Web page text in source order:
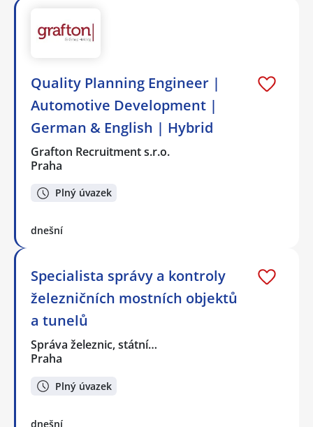
Quality Planning Engineer |
Automotive Development |
German & English | Hybrid
Grafton Recruitment s.r.o.
Praha
Plný úvazek
dnešní
Specialista správy a kontroly
železničních mostních objektů
a tunelů
Správa železnic, státní…
Praha
Plný úvazek
dnešní